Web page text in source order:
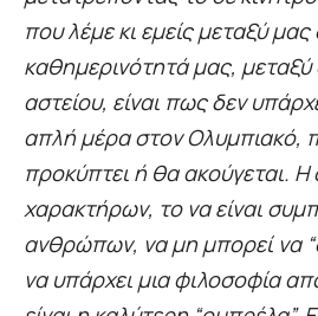
που λέμε κι εμείς μεταξύ μας
καθημερινότητά μας,
αστείου, είναι πως δεν
απλή μέρα στον Ολυμπιακό,
προκύπτει ή θα ακούγεται.
χαρακτήρων, το να είναι
ανθρώπων, να μη μπορεί να
να υπάρχει μια φιλοσοφία